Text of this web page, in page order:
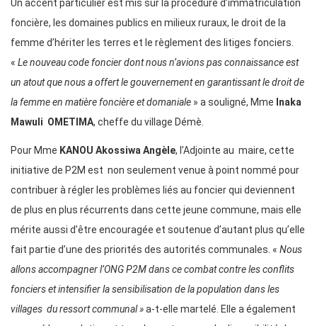
Un accent particulier est mis sur la procédure d’immatriculation
foncière, les domaines publics en milieux ruraux, le droit de la
femme d’hériter les terres et le règlement des litiges fonciers.
« Le nouveau code foncier dont nous n’avions pas connaissance est
un atout que nous a offert le gouvernement en garantissant le droit de
la femme en matière foncière et domaniale » a souligné, Mme Inaka
Mawuli OMETIMA, cheffe du village Démè.
Pour Mme KANOU Akossiwa Angèle, l’Adjointe au maire, cette
initiative de P2M est non seulement venue à point nommé pour
contribuer à régler les problèmes liés au foncier qui deviennent
de plus en plus récurrents dans cette jeune commune, mais elle
mérite aussi d’être encouragée et soutenue d’autant plus qu’elle
fait partie d’une des priorités des autorités communales. « Nous
allons accompagner l’ONG P2M dans ce combat contre les conflits
fonciers et intensifier la sensibilisation de la population dans les
villages du ressort communal »a-t-elle martelé. Elle a également